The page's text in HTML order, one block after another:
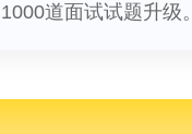
1000道面试试题升级。